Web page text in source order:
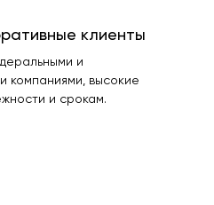
клиенты
и
компаниями, высокие
и срокам.